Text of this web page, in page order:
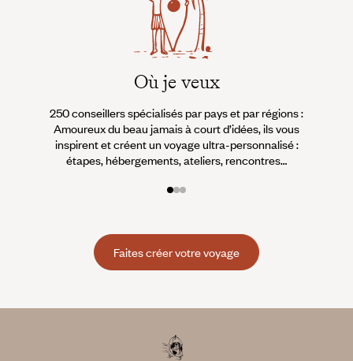
Où je veux
250 conseillers spécialisés par pays et par régions :
Amoureux du beau jamais à court d’idées, ils vous
inspirent et créent un voyage ultra-personnalisé :
étapes, hébergements, ateliers, rencontres…
Faites créer votre voyage